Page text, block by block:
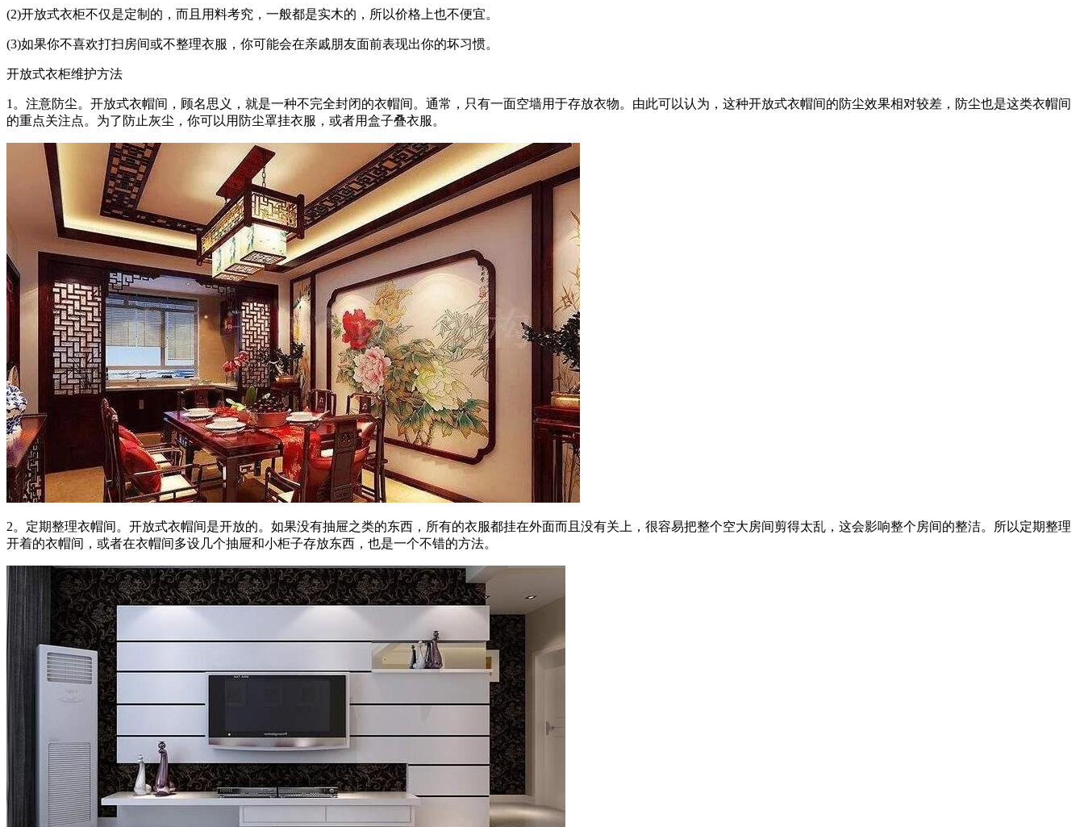
(2)开放式衣柜不仅是定制的，而且用料考究，一般都是实木的，所以价格上也不便宜。
(3)如果你不喜欢打扫房间或不整理衣服，你可能会在亲戚朋友面前表现出你的坏习惯。
开放式衣柜维护方法
1。注意防尘。开放式衣帽间，顾名思义，就是一种不完全封闭的衣帽间。通常，只有一面空墙用于存放衣物。由此可以认为，这种开放式衣帽间的防尘效果相对较差，防尘也是这类衣帽间
的重点关注点。为了防止灰尘，你可以用防尘罩挂衣服，或者用盒子叠衣服。
2。定期整理衣帽间。开放式衣帽间是开放的。如果没有抽屉之类的东西，所有的衣服都挂在外面而且没有关上，很容易把整个空大房间剪得太乱，这会影响整个房间的整洁。所以定期整理
开着的衣帽间，或者在衣帽间多设几个抽屉和小柜子存放东西，也是一个不错的方法。